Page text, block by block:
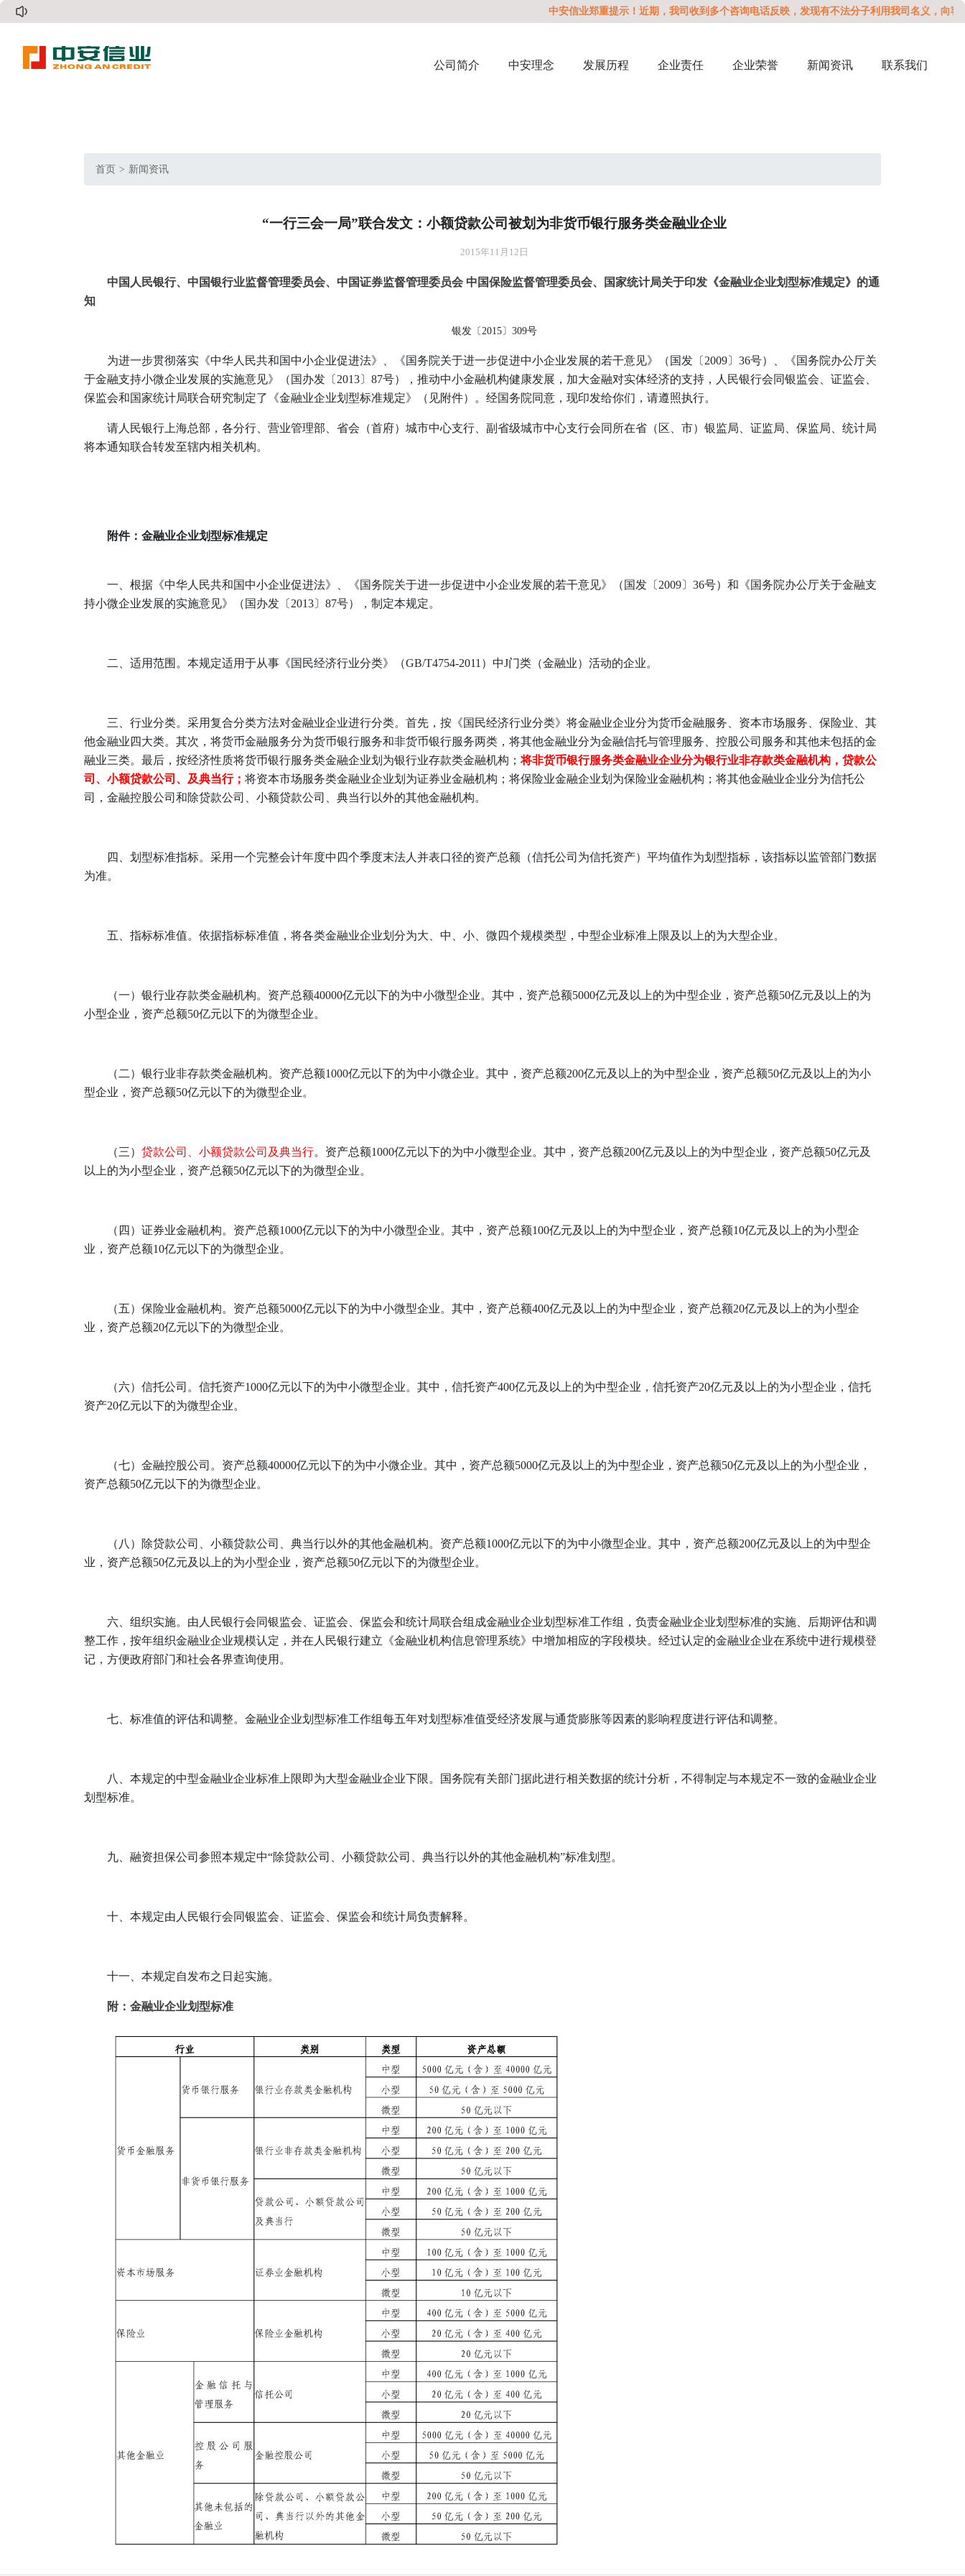
中安信业郑重提示！近期，我司收到多个咨询电话反映，发现有不法分子利用我司名义，向客户发送
公司简介 中安理念 发展历程 企业责任 企业荣誉 新闻资讯 联系我们
首页 新闻资讯
“一行三会一局”联合发文：小额贷款公司被划为非货币银行服务类金融业企业
2015年11月12日
中国人民银行、中国银行业监督管理委员会、中国证券监督管理委员会 中国保险监督管理委员会、国家统计局关于印发《金融业企业划型标准规定》的通
知
银发〔2015〕309号
为进一步贯彻落实《中华人民共和国中小企业促进法》、《国务院关于进一步促进中小企业发展的若干意见》（国发〔2009〕36号）、《国务院办公厅关
于金融支持小微企业发展的实施意见》（国办发〔2013〕87号），推动中小金融机构健康发展，加大金融对实体经济的支持，人民银行会同银监会、证监会、
保监会和国家统计局联合研究制定了《金融业企业划型标准规定》（见附件）。经国务院同意，现印发给你们，请遵照执行。
请人民银行上海总部，各分行、营业管理部、省会（首府）城市中心支行、副省级城市中心支行会同所在省（区、市）银监局、证监局、保监局、统计局
将本通知联合转发至辖内相关机构。
附件：金融业企业划型标准规定
一、根据《中华人民共和国中小企业促进法》、《国务院关于进一步促进中小企业发展的若干意见》（国发〔2009〕36号）和《国务院办公厅关于金融支
持小微企业发展的实施意见》（国办发〔2013〕87号），制定本规定。
二、适用范围。本规定适用于从事《国民经济行业分类》（GB/T4754-2011）中J门类（金融业）活动的企业。
三、行业分类。采用复合分类方法对金融业企业进行分类。首先，按《国民经济行业分类》将金融业企业分为货币金融服务、资本市场服务、保险业、其
他金融业四大类。其次，将货币金融服务分为货币银行服务和非货币银行服务两类，将其他金融业分为金融信托与管理服务、控股公司服务和其他未包括的金
融业三类。最后，按经济性质将货币银行服务类金融企业划为银行业存款类金融机构；将非货币银行服务类金融业企业分为银行业非存款类金融机构，贷款公
司、小额贷款公司、及典当行； 将资本市场服务类金融业企业划为证券业金融机构；将保险业金融企业划为保险业金融机构；将其他金融业企业分为信托公
司，金融控股公司和除贷款公司、小额贷款公司、典当行以外的其他金融机构。
四、划型标准指标。采用一个完整会计年度中四个季度末法人并表口径的资产总额（信托公司为信托资产）平均值作为划型指标，该指标以监管部门数据
为准。
五、指标标准值。依据指标标准值，将各类金融业企业划分为大、中、小、微四个规模类型，中型企业标准上限及以上的为大型企业。
（一）银行业存款类金融机构。资产总额40000亿元以下的为中小微型企业。其中，资产总额5000亿元及以上的为中型企业，资产总额50亿元及以上的为
小型企业，资产总额50亿元以下的为微型企业。
（二）银行业非存款类金融机构。资产总额1000亿元以下的为中小微企业。其中，资产总额200亿元及以上的为中型企业，资产总额50亿元及以上的为小
型企业，资产总额50亿元以下的为微型企业。
（三） 贷款公司、小额贷款公司及典当行。资产总额1000亿元以下的为中小微型企业。其中，资产总额200亿元及以上的为中型企业，资产总额50亿元及
以上的为小型企业，资产总额50亿元以下的为微型企业。
（四）证券业金融机构。资产总额1000亿元以下的为中小微型企业。其中，资产总额100亿元及以上的为中型企业，资产总额10亿元及以上的为小型企
业，资产总额10亿元以下的为微型企业。
（五）保险业金融机构。资产总额5000亿元以下的为中小微型企业。其中，资产总额400亿元及以上的为中型企业，资产总额20亿元及以上的为小型企
业，资产总额20亿元以下的为微型企业。
（六）信托公司。信托资产1000亿元以下的为中小微型企业。其中，信托资产400亿元及以上的为中型企业，信托资产20亿元及以上的为小型企业，信托
资产20亿元以下的为微型企业。
（七）金融控股公司。资产总额40000亿元以下的为中小微企业。其中，资产总额5000亿元及以上的为中型企业，资产总额50亿元及以上的为小型企业，
资产总额50亿元以下的为微型企业。
（八）除贷款公司、小额贷款公司、典当行以外的其他金融机构。资产总额1000亿元以下的为中小微型企业。其中，资产总额200亿元及以上的为中型企
业，资产总额50亿元及以上的为小型企业，资产总额50亿元以下的为微型企业。
六、组织实施。由人民银行会同银监会、证监会、保监会和统计局联合组成金融业企业划型标准工作组，负责金融业企业划型标准的实施、后期评估和调
整工作，按年组织金融业企业规模认定，并在人民银行建立《金融业机构信息管理系统》中增加相应的字段模块。经过认定的金融业企业在系统中进行规模登
记，方便政府部门和社会各界查询使用。
七、标准值的评估和调整。金融业企业划型标准工作组每五年对划型标准值受经济发展与通货膨胀等因素的影响程度进行评估和调整。
八、本规定的中型金融业企业标准上限即为大型金融业企业下限。国务院有关部门据此进行相关数据的统计分析，不得制定与本规定不一致的金融业企业
划型标准。
九、融资担保公司参照本规定中“除贷款公司、小额贷款公司、典当行以外的其他金融机构”标准划型。
十、本规定由人民银行会同银监会、证监会、保监会和统计局负责解释。
十一、本规定自发布之日起实施。
附：金融业企业划型标准